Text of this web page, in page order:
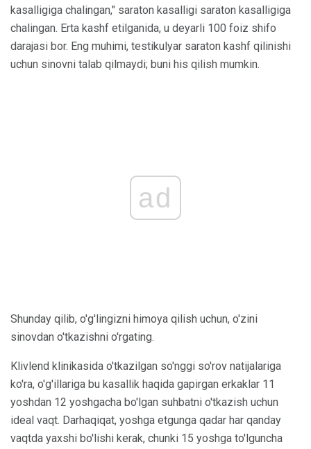
kasalligiga chalingan," saraton kasalligi saraton kasalligiga
chalingan. Erta kashf etilganida, u deyarli 100 foiz shifo
darajasi bor. Eng muhimi, testikulyar saraton kashf qilinishi
uchun sinovni talab qilmaydi; buni his qilish mumkin.
ad
Shunday qilib, o'g'lingizni himoya qilish uchun, o'zini
sinovdan o'tkazishni o'rgating.
Klivlend klinikasida o'tkazilgan so'nggi so'rov natijalariga
ko'ra, o'g'illariga bu kasallik haqida gapirgan erkaklar 11
yoshdan 12 yoshgacha bo'lgan suhbatni o'tkazish uchun
ideal vaqt. Darhaqiqat, yoshga etgunga qadar har qanday
vaqtda yaxshi bo'lishi kerak, chunki 15 yoshga to'lguncha